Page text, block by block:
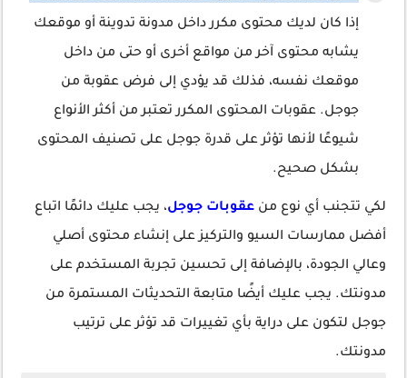
إذا كان لديك محتوى مكرر داخل مدونة تدوينة أو موقعك
يشابه محتوى آخر من مواقع أخرى أو حتى من داخل
موقعك نفسه، فذلك قد يؤدي إلى فرض عقوبة من
جوجل. عقوبات المحتوى المكرر تعتبر من أكثر الأنواع
شيوعًا لأنها تؤثر على قدرة جوجل على تصنيف المحتوى
بشكل صحيح.
لكي تتجنب أي نوع من عقوبات جوجل، يجب عليك دائمًا اتباع
أفضل ممارسات السيو والتركيز على إنشاء محتوى أصلي
وعالي الجودة، بالإضافة إلى تحسين تجربة المستخدم على
مدونتك. يجب عليك أيضًا متابعة التحديثات المستمرة من
جوجل لتكون على دراية بأي تغييرات قد تؤثر على ترتيب
مدونتك.